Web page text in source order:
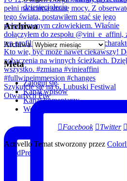
Szykujcie się na 6. Lubuski Festiwal
Otwartych Piw
dziesięciolecia
Archiwa
Archiwa
Meta
Zaloguj się
Kanał wpisów
Kanał komentarzy
WordPress.org
Facebook Twitter
Activello Temat stworzony przez
WordPress